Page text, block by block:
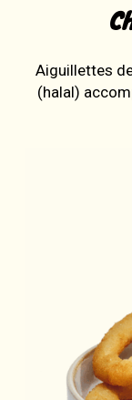
Aiguillettes
(halal)